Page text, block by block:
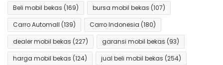
Beli mobil bekas (169) bursa mobil bekas (107)
Carro Automall (139) Carro Indonesia (180)
dealer mobil bekas (227) garansi mobil bekas (93)
harga mobil bekas (124) jual beli mobil bekas (254)